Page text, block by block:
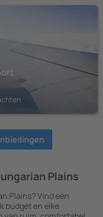
Plains
Plains? Vind een
budget en elke